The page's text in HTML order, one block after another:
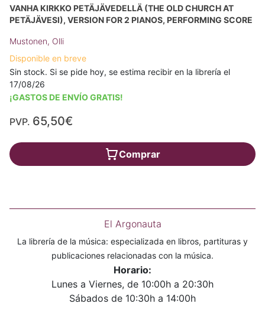
VANHA KIRKKO PETÄJÄVEDELLÄ (THE OLD CHURCH AT
PETÄJÄVESI), VERSION FOR 2 PIANOS, PERFORMING SCORE
Mustonen, Olli
Disponible en breve
Sin stock. Si se pide hoy, se estima recibir en la librería el
17/08/26
¡GASTOS DE ENVÍO GRATIS!
PVP. 65,50€
Comprar
El Argonauta
La librería de la música: especializada en libros, partituras y
publicaciones relacionadas con la música.
Horario:
Lunes a Viernes, de 10:00h a 20:30h
Sábados de 10:30h a 14:00h